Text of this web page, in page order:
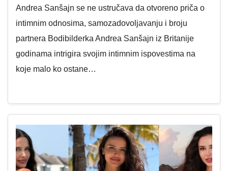
Andrea Sanšajn se ne ustručava da otvoreno priča o
intimnim odnosima, samozadovoljavanju i broju
partnera Bodibilderka Andrea Sanšajn iz Britanije
godinama intrigira svojim intimnim ispovestima na
koje malo ko ostane…